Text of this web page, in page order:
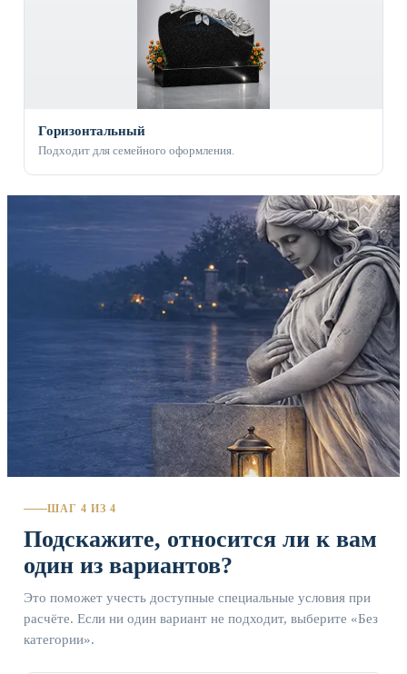
Горизонтальный
Подходит для семейного оформления.
ШАГ 4 ИЗ 4
Подскажите, относится ли к вам
один из вариантов?
Это поможет учесть доступные специальные условия при
расчёте. Если ни один вариант не подходит, выберите «Без
категории».